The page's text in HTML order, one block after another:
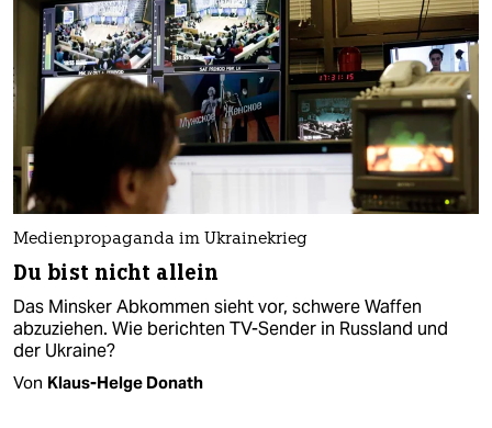
Medienpropaganda im Ukrainekrieg
Du bist nicht allein
Das Minsker Abkommen sieht vor, schwere Waffen
abzuziehen. Wie berichten TV-Sender in Russland und
der Ukraine?
Von Klaus-Helge Donath